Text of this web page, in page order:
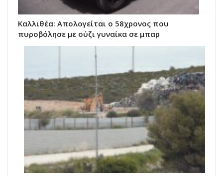
Καλλιθέα: Απολογείται ο 58χρονος που
πυροβόλησε με ούζι γυναίκα σε μπαρ